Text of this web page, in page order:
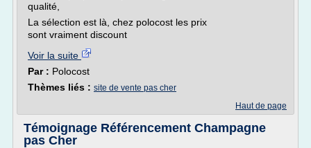
qualité,
La sélection est là, chez polocost les prix
sont vraiment discount
Voir la suite
Par : Polocost
Thèmes liés : site de vente pas cher
Haut de page
Témoignage Référencement Champagne
pas Cher